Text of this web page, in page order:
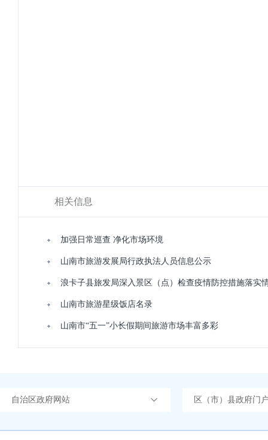
相关信息
加强日常巡查 净化市场环境
山南市旅游发展局行政执法人员信息公示
浪卡子县旅发局深入景区（点）检查疫情防控措施落实
山南市旅游星级饭店名录
山南市“五一”小长假期间旅游市场丰富多彩
自治区政府网站 区（市）县政府门